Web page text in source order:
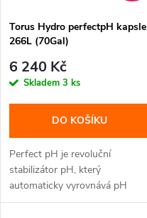
r
o
d
u
k
p
r
o
u
k
Torus Hydro perfectpH kapsle
266L (70Gal)
6 240 Kč
Skladem 3 ks
DO KOŠÍKU
Perfect pH je revoluční
stabilizátor pH, který
automaticky vyrovnává pH
vašeho...